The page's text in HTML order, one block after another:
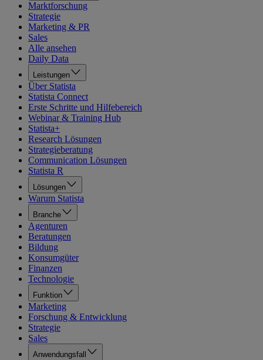
Marktforschung
Strategie
Marketing & PR
Sales
Alle ansehen
Daily Data
Leistungen
Über Statista
Statista Connect
Erste Schritte und Hilfebereich
Webinar & Training Hub
Statista+
Research Lösungen
Strategieberatung
Communication Lösungen
Statista R
Lösungen
Warum Statista
Branche
Agenturen
Beratungen
Bildung
Konsumgüter
Finanzen
Technologie
Funktion
Marketing
Forschung & Entwicklung
Strategie
Sales
Anwendungsfall